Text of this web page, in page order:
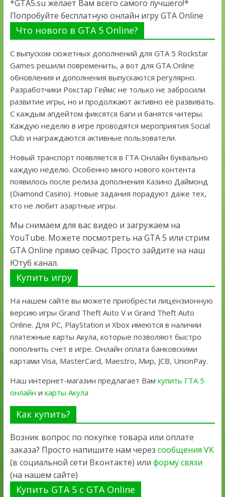
*GTA5.su желает Вам всего самого лучшего!*
Попробуйте бесплатную онлайн игру GTA Online
Что нового в GTA 5 Online?
С выпуском сюжетных дополнений для GTA 5 Rockstar
Games решили повременить, а вот для GTA Online
обновления и дополнения выпускаются регулярно.
Разработчики Рокстар Геймс не только не забросили
развитие игры, но и продолжают активно её развивать.
С каждым апдейтом фиксятся баги и банятся читеры.
Каждую неделю в игре проводятся мероприятия Social
Club и награждаются активные пользователи.
Новый транспорт появляется в ГТА Онлайн буквально
каждую неделю. Особенно много нового контента
появилось после релиза дополнения Казино Даймонд
(Diamond Casino). Новые задания порадуют даже тех,
кто не любит азартные игры.
Мы снимаем для вас видео и загружаем на
YouTube. Можете посмотреть на GTA 5 или стрим
GTA Online прямо сейчас. Просто зайдите на наш
Ютуб канал.
Купить игру
На нашем сайте вы можете приобрести лицензионную
версию игры Grand Theft Auto V и Grand Theft Auto
Online. Для PC, PlayStation и Xbox имеются в наличии
платежные карты Акула, которые позволяют быстро
пополнить счет в игре. Онлайн оплата банковскими
картами Visa, MasterCard, Maestro, Мир, JCB, UnionPay.
Наш интернет-магазин предлагает Вам купить ГТА 5
онлайн и карты Акула
Как купить?
Возник вопрос по покупке товара или оплате
заказа? Просто напишите нам через сообщения VK
(в социальной сети Вконтакте) или форму связи
(на нашем сайте)
Купить GTA 5 с GTA Online